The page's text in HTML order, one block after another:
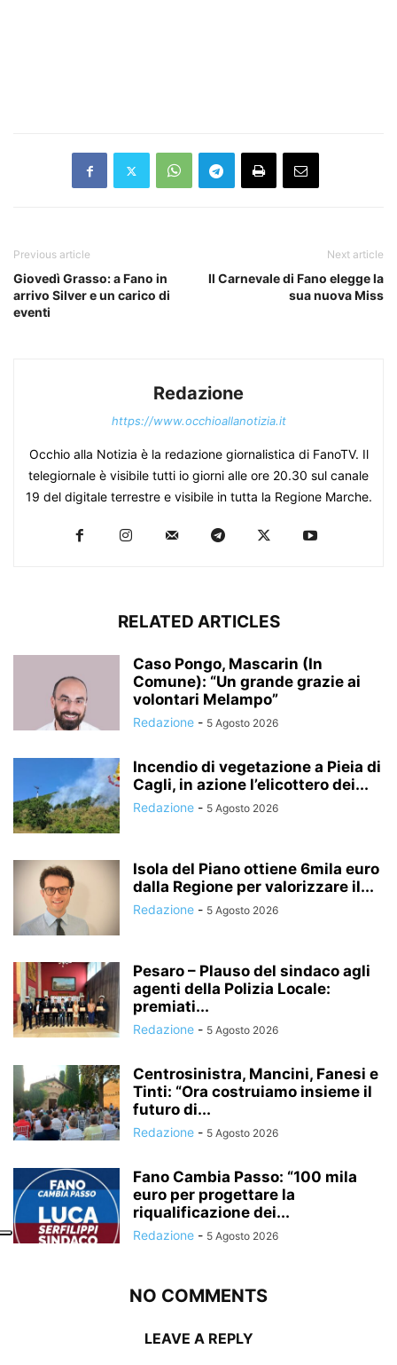
Previous article
Giovedì Grasso: a Fano in
arrivo Silver e un carico di
eventi
Next article
Il Carnevale di Fano elegge la
sua nuova Miss
Redazione
https://www.occhioallanotizia.it
Occhio alla Notizia è la redazione giornalistica di FanoTV. Il
telegiornale è visibile tutti io giorni alle ore 20.30 sul canale
19 del digitale terrestre e visibile in tutta la Regione Marche.
RELATED ARTICLES
Caso Pongo, Mascarin (In
Comune): “Un grande grazie ai
volontari Melampo”
Redazione - 5 Agosto 2026
Incendio di vegetazione a Pieia di
Cagli, in azione l’elicottero dei...
Redazione - 5 Agosto 2026
Isola del Piano ottiene 6mila euro
dalla Regione per valorizzare il...
Redazione - 5 Agosto 2026
Pesaro – Plauso del sindaco agli
agenti della Polizia Locale:
premiati...
Redazione - 5 Agosto 2026
Centrosinistra, Mancini, Fanesi e
Tinti: “Ora costruiamo insieme il
futuro di...
Redazione - 5 Agosto 2026
Fano Cambia Passo: “100 mila
euro per progettare la
riqualificazione dei...
Redazione - 5 Agosto 2026
NO COMMENTS
LEAVE A REPLY